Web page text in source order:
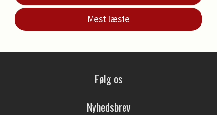
Mest læste
Følg os
Nyhedsbrev